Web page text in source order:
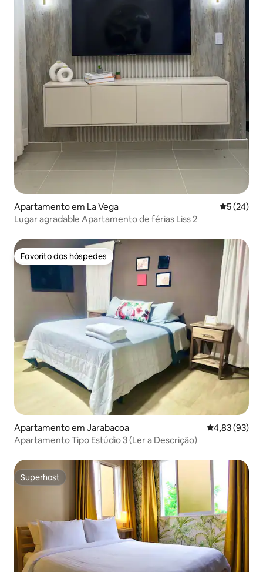
Apartamento em La Vega
5 (24)
Lugar agradable Apartamento de férias Liss 2
Favorito dos hóspedes
Favorito dos hóspedes
Apartamento em Jarabacoa Classificação
4,83 (93)
Apartamento Tipo Estúdio 3 (Ler a Descrição)
Superhost
Superhost